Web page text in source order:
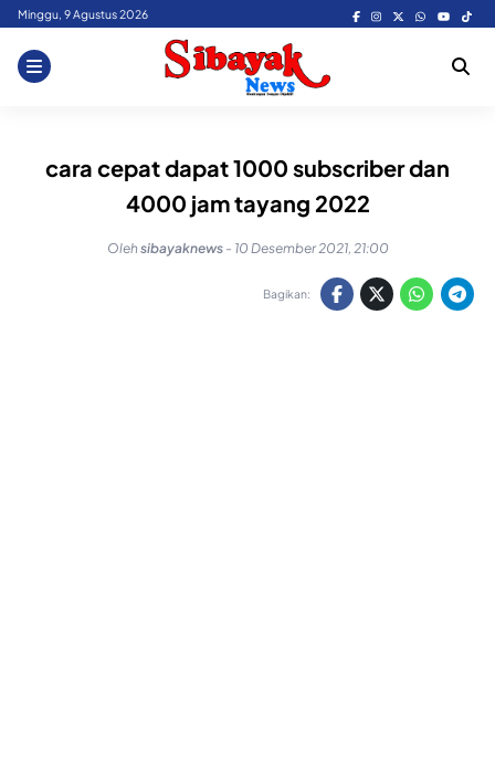
Skip
content
Minggu, 9 Agustus 2026
cara cepat dapat 1000 subscriber dan
4000 jam tayang 2022
Olehsibayaknews - 10 Desember 2021, 21:00
Bagikan: